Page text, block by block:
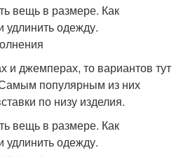
и джемперах, то вариантов тут
популярным из них
по низу изделия.